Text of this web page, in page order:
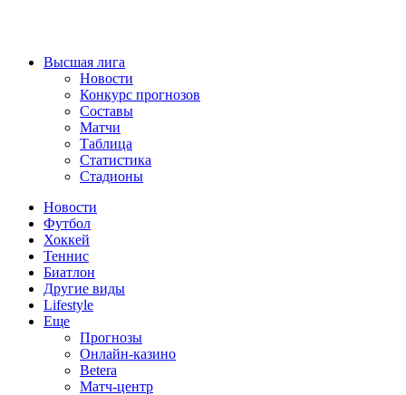
Высшая лига
Новости
Конкурс прогнозов
Составы
Матчи
Таблица
Статистика
Стадионы
Новости
Футбол
Хоккей
Теннис
Биатлон
Другие виды
Lifestyle
Еще
Прогнозы
Онлайн-казино
Betera
Матч-центр